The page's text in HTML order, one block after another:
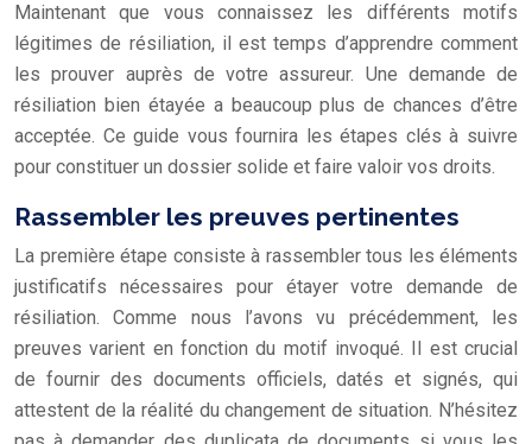
Maintenant que vous connaissez les différents motifs
légitimes de résiliation, il est temps d’apprendre comment
les prouver auprès de votre assureur. Une demande de
résiliation bien étayée a beaucoup plus de chances d’être
acceptée. Ce guide vous fournira les étapes clés à suivre
pour constituer un dossier solide et faire valoir vos droits.
Rassembler les preuves pertinentes
La première étape consiste à rassembler tous les éléments
justificatifs nécessaires pour étayer votre demande de
résiliation. Comme nous l’avons vu précédemment, les
preuves varient en fonction du motif invoqué. Il est crucial
de fournir des documents officiels, datés et signés, qui
attestent de la réalité du changement de situation. N’hésitez